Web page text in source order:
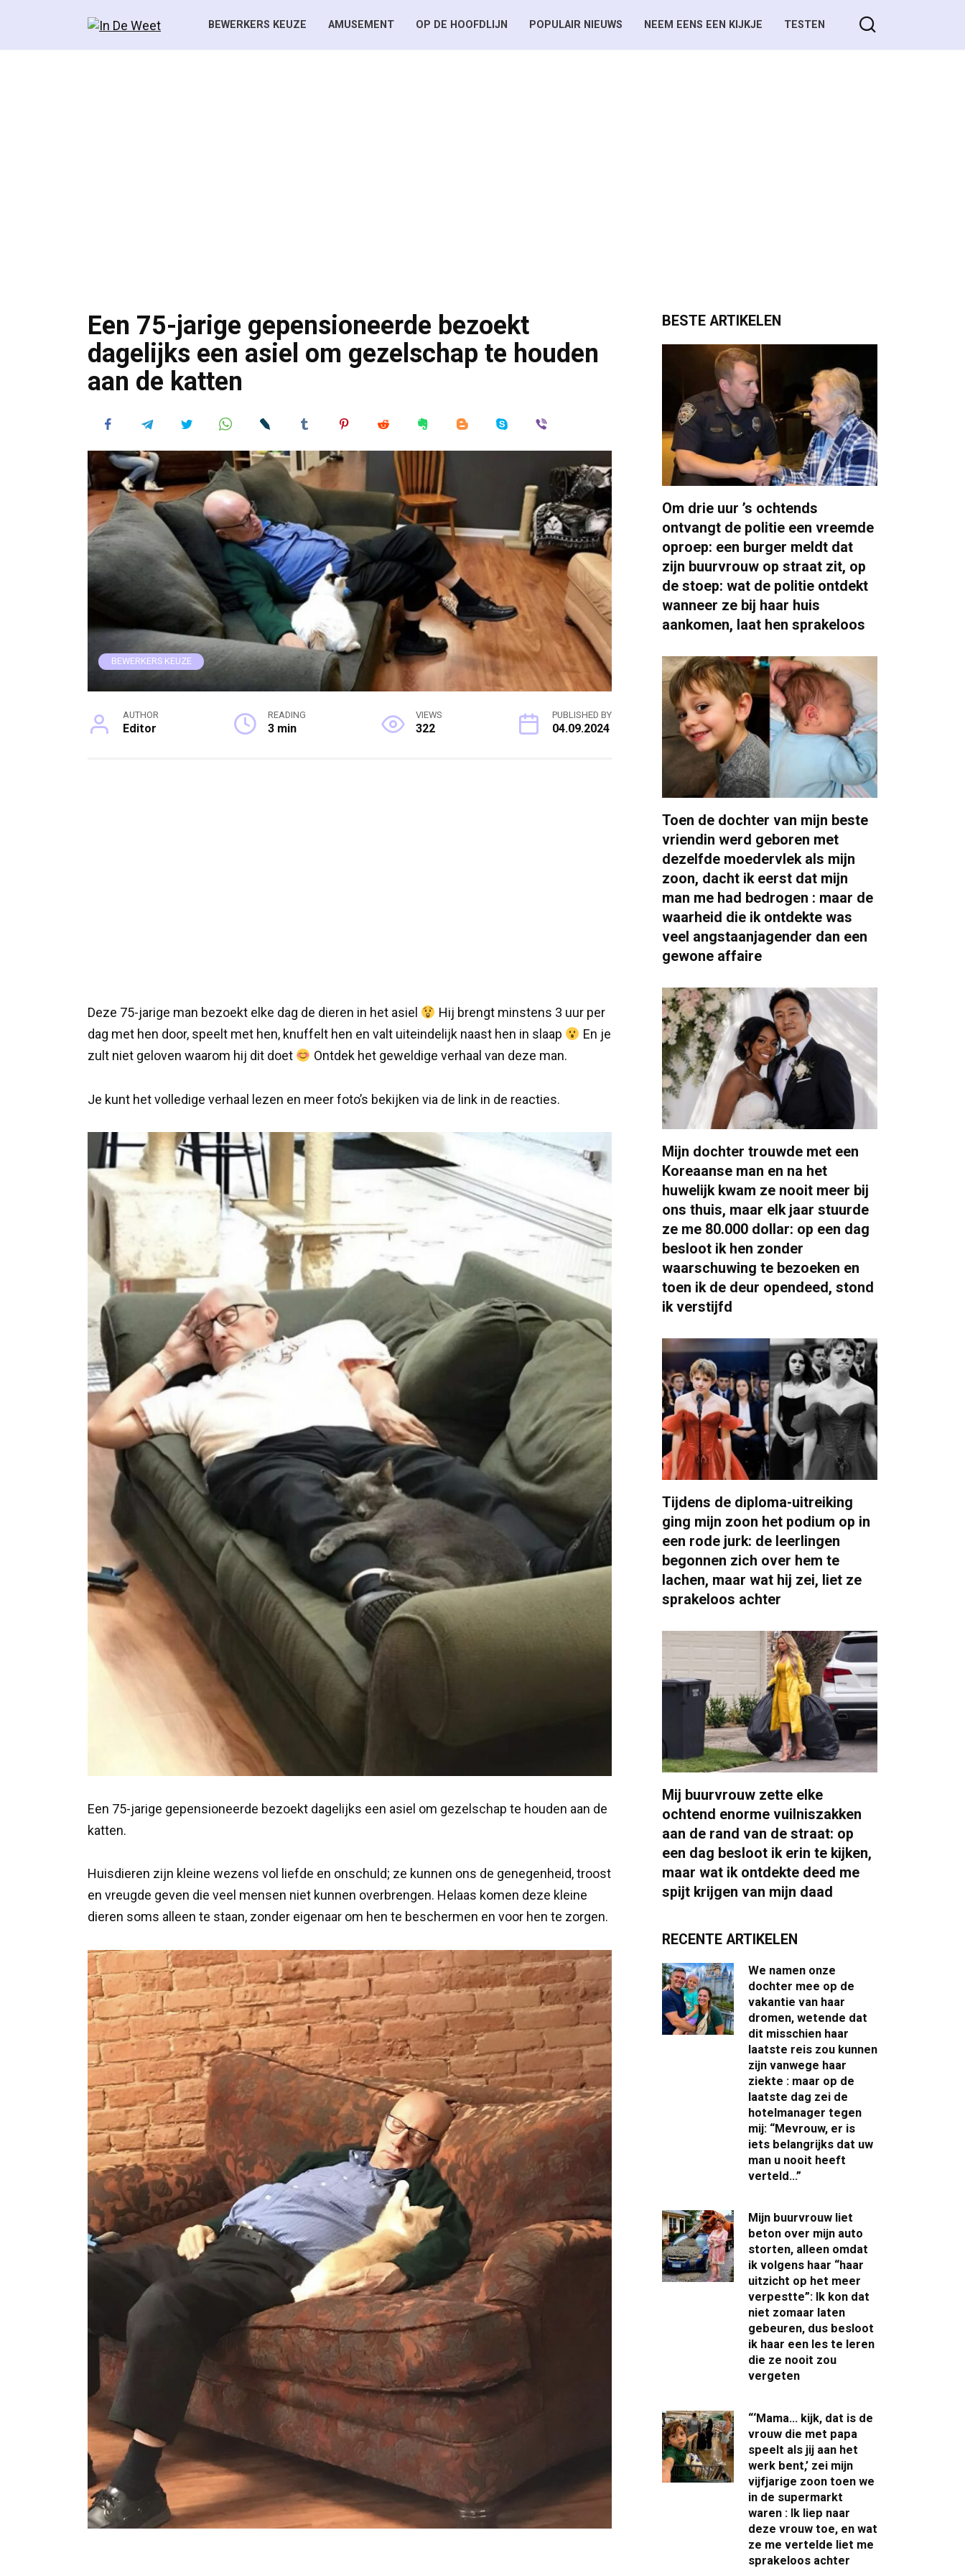
BEWERKERS KEUZE AMUSEMENT OP DE HOOFDLIJN POPULAIR NIEUWS NEEM EENS EEN KIJKJE TESTEN
Een 75-jarige gepensioneerde bezoekt
dagelijks een asiel om gezelschap te houden
aan de katten
BEWERKERS KEUZE
AUTHOR
Editor
READING
3 min
VIEWS
322
PUBLISHED BY
04.09.2024
Deze 75-jarige man bezoekt elke dag de dieren in het asiel
Hij brengt minstens 3 uur per
dag met hen door, speelt met hen, knuffelt hen en valt uiteindelijk naast hen in slaap
En je
zult niet geloven waarom hij dit doet
Ontdek het geweldige verhaal van deze man.
Je kunt het volledige verhaal lezen en meer foto’s bekijken via de link in de reacties.
Een 75-jarige gepensioneerde bezoekt dagelijks een asiel om gezelschap te houden aan de
katten.
Huisdieren zijn kleine wezens vol liefde en onschuld; ze kunnen ons de genegenheid, troost
en vreugde geven die veel mensen niet kunnen overbrengen. Helaas komen deze kleine
dieren soms alleen te staan, zonder eigenaar om hen te beschermen en voor hen te zorgen.
BESTE ARTIKELEN
Om drie uur ’s ochtends
ontvangt de politie een vreemde
oproep: een burger meldt dat
zijn buurvrouw op straat zit, op
de stoep: wat de politie ontdekt
wanneer ze bij haar huis
aankomen, laat hen sprakeloos
Toen de dochter van mijn beste
vriendin werd geboren met
dezelfde moedervlek als mijn
zoon, dacht ik eerst dat mijn
man me had bedrogen : maar de
waarheid die ik ontdekte was
veel angstaanjagender dan een
gewone affaire
Mijn dochter trouwde met een
Koreaanse man en na het
huwelijk kwam ze nooit meer bij
ons thuis, maar elk jaar stuurde
ze me 80.000 dollar: op een dag
besloot ik hen zonder
waarschuwing te bezoeken en
toen ik de deur opendeed, stond
ik verstijfd
Tijdens de diploma-uitreiking
ging mijn zoon het podium op in
een rode jurk: de leerlingen
begonnen zich over hem te
lachen, maar wat hij zei, liet ze
sprakeloos achter
Mij buurvrouw zette elke
ochtend enorme vuilniszakken
aan de rand van de straat: op
een dag besloot ik erin te kijken,
maar wat ik ontdekte deed me
spijt krijgen van mijn daad
RECENTE ARTIKELEN
We namen onze
dochter mee op de
vakantie van haar
dromen, wetende dat
dit misschien haar
laatste reis zou kunnen
zijn vanwege haar
ziekte : maar op de
laatste dag zei de
hotelmanager tegen
mij: “Mevrouw, er is
iets belangrijks dat uw
man u nooit heeft
verteld…”
Mijn buurvrouw liet
beton over mijn auto
storten, alleen omdat
ik volgens haar “haar
uitzicht op het meer
verpestte”: Ik kon dat
niet zomaar laten
gebeuren, dus besloot
ik haar een les te leren
die ze nooit zou
vergeten
“‘Mama… kijk, dat is de
vrouw die met papa
speelt als jij aan het
werk bent,’ zei mijn
vijfjarige zoon toen we
in de supermarkt
waren : Ik liep naar
deze vrouw toe, en wat
ze me vertelde liet me
sprakeloos achter